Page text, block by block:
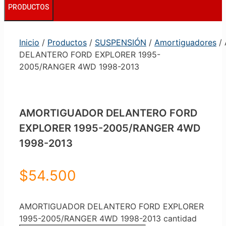
PRODUCTOS
Inicio / Productos / SUSPENSIÓN / Amortiguadores /
DELANTERO FORD EXPLORER 1995-
2005/RANGER 4WD 1998-2013
AMORTIGUADOR DELANTERO FORD
EXPLORER 1995-2005/RANGER 4WD
1998-2013
$54.500
AMORTIGUADOR DELANTERO FORD EXPLORER
1995-2005/RANGER 4WD 1998-2013 cantidad